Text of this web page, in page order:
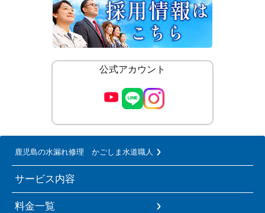
公式アカウント
鹿児島の水漏れ修理 かごしま水道職人
サービス内容
料金一覧